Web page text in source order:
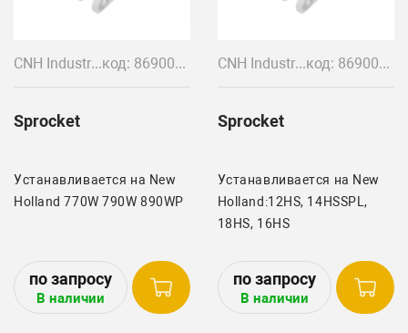
CNH Industrial код: 86900803
Sprocket
Устанавливается на New
Holland 770W 790W 890WP
В наличии
CNH Industrial код: 86900480
Sprocket
Устанавливается на New
Holland:12HS, 14HSSPL,
18HS, 16HS
В наличии